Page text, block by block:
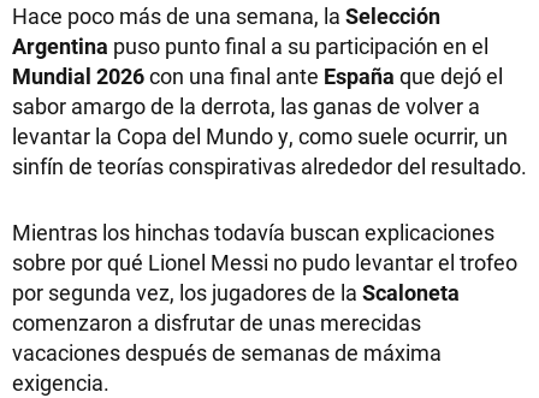
Hace poco más de una semana, la Selección
Argentina puso punto final a su participación en el
Mundial 2026con una final ante España que dejó el
sabor amargo de la derrota, las ganas de volver a
levantar la Copa del Mundo y, como suele ocurrir, un
sinfín de teorías conspirativas alrededor del resultado.
Mientras los hinchas todavía buscan explicaciones
sobre por qué Lionel Messi no pudo levantar el trofeo
por segunda vez, los jugadores de la Scaloneta
comenzaron a disfrutar de unas merecidas
vacaciones después de semanas de máxima
exigencia.